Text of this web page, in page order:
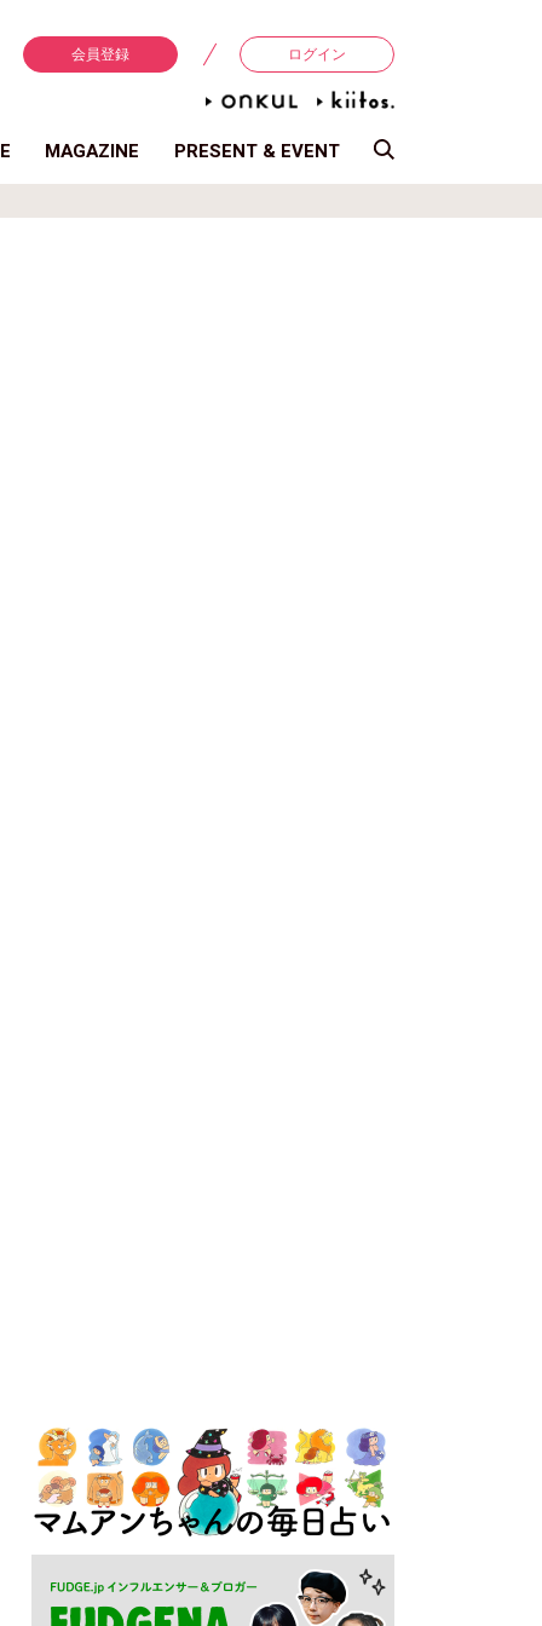
会員登録 ログイン
MAGAZINE PRESENT & EVENT